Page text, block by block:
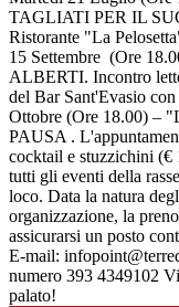
TAGLIATI PER IL
Ristorante "La
15 Settembre (Ore
ALBERTI. Incontro
del Bar Sant'Evasio
Ottobre (Ore 18.00) –
PAUSA .
cocktail e stuzzichini
tutti gli eventi della
loco. Data la natura
organizzazione, la
assicurarsi un posto
E-mail:
numero 393 4349102
palato!